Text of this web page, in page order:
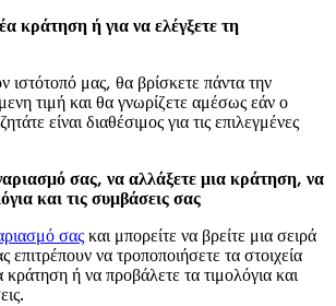
κράτηση ή για να ελέγξετε τη
ιστότοπό μας, θα βρίσκετε πάντα την
τιμή και θα γνωρίζετε αμέσως εάν ο
είναι διαθέσιμος για τις επιλεγμένες
σας, να αλλάξετε μια κράτηση, να
και τις συμβάσεις σας
σας και μπορείτε να βρείτε μια σειρά
επιτρέπουν να τροποποιήσετε τα στοιχεία
ή να προβάλετε τα τιμολόγια και